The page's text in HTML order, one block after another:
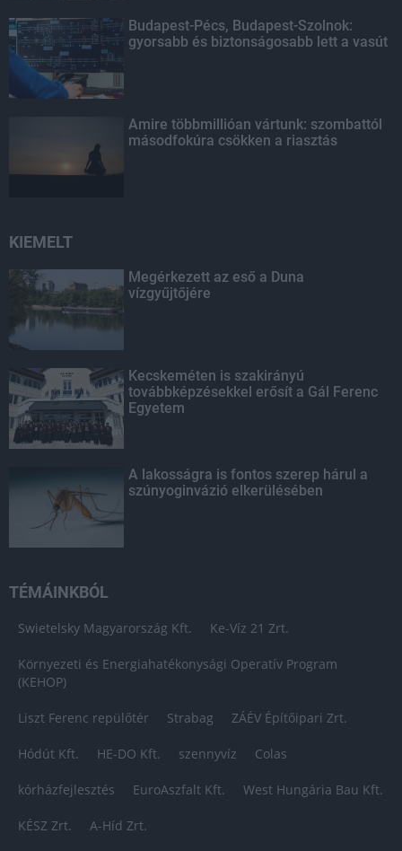
Budapest-Pécs, Budapest-Szolnok:
gyorsabb és biztonságosabb lett a vasút
Amire többmillióan vártunk: szombattól
másodfokúra csökken a riasztás
KIEMELT
Megérkezett az eső a Duna
vízgyűjtőjére
Kecskeméten is szakirányú
továbbképzésekkel erősít a Gál Ferenc
Egyetem
A lakosságra is fontos szerep hárul a
szúnyoginvázió elkerülésében
TÉMÁINKBÓL
Swietelsky Magyarország Kft. Ke-Víz 21 Zrt.
Környezeti és Energiahatékonysági Operatív Program
(KEHOP)
Liszt Ferenc repülőtér Strabag ZÁÉV Építőipari Zrt.
Hódút Kft. HE-DO Kft. szennyvíz Colas
kórházfejlesztés EuroAszfalt Kft. West Hungária Bau Kft.
KÉSZ Zrt. A-Híd Zrt.